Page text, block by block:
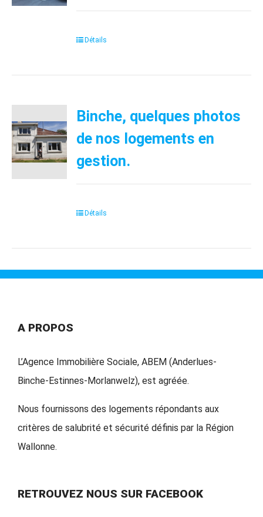
Détails
Binche, quelques photos
de nos logements en
gestion.
Détails
A PROPOS
L’Agence Immobilière Sociale, ABEM (Anderlues-
Binche-Estinnes-Morlanwelz), est agréée.
Nous fournissons des logements répondants aux
critères de salubrité et sécurité définis par la Région
Wallonne.
RETROUVEZ NOUS SUR FACEBOOK